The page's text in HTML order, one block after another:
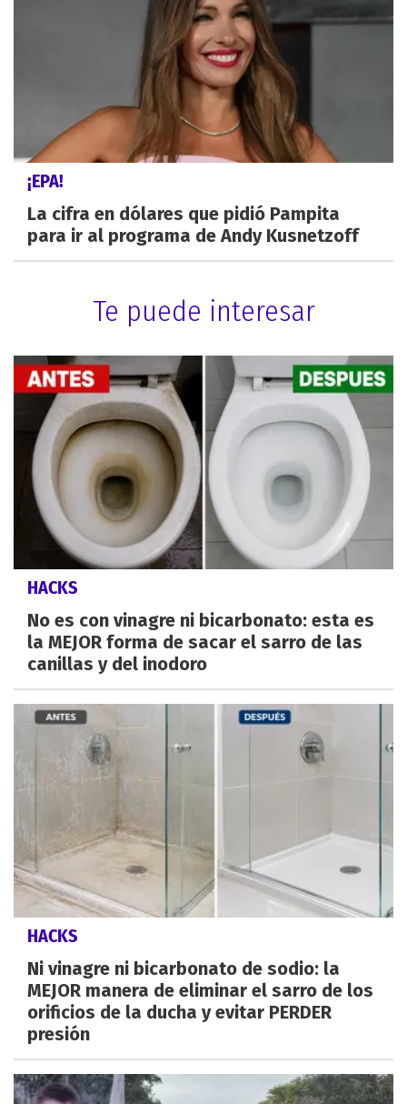
¡EPA!
La cifra en dólares que pidió Pampita
para ir al programa de Andy Kusnetzoff
Te puede interesar
HACKS
No es con vinagre ni bicarbonato: esta es
la MEJOR forma de sacar el sarro de las
canillas y del inodoro
HACKS
Ni vinagre ni bicarbonato de sodio: la
MEJOR manera de eliminar el sarro de los
orificios de la ducha y evitar PERDER
presión